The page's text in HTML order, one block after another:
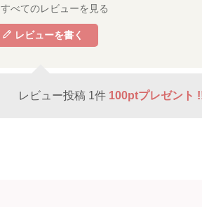
すべてのレビューを見る
レビューを書く
レビュー投稿 1件 100ptプレゼント